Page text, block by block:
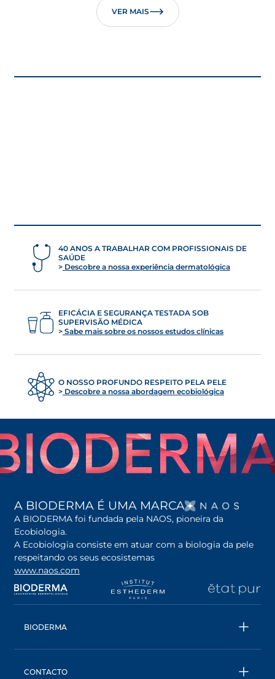
VER MAIS
40 ANOS A TRABALHAR COM PROFISSIONAIS DE
SAÚDE
Descobre a nossa experiência dermatológica
EFICÁCIA E SEGURANÇA TESTADA SOB
SUPERVISÃO MÉDICA
Sabe mais sobre os nossos estudos clínicas
O NOSSO PROFUNDO RESPEITO PELA PELE
Descobre a nossa abordagem ecobiológica
A BIODERMA É UMA MARCA
A BIODERMA foi fundada pela NAOS, pioneira da
Ecobiologia.
A Ecobiologia consiste em atuar com a biologia da pele
respeitando os seus ecosistemas
www.naos.com
opens in a new tab opens in a new tab
BIODERMA
Água Micelar
CONTACTO